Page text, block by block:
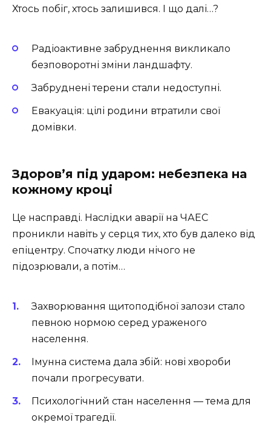
Хтось побіг, хтось залишився. І що далі…?
Радіоактивне забруднення викликало
безповоротні зміни ландшафту.
Забруднені терени стали недоступні.
Евакуація: цілі родини втратили свої
домівки.
Здоров’я під ударом: небезпека на
кожному кроці
Це насправді. Наслідки аварії на ЧАЕС
проникли навіть у серця тих, хто був далеко від
епіцентру. Спочатку люди нічого не
підозрювали, а потім…
Захворювання щитоподібної залози стало
певною нормою серед ураженого
населення.
Імунна система дала збій: нові хвороби
почали прогресувати.
Психологічний стан населення — тема для
окремої трагедії.